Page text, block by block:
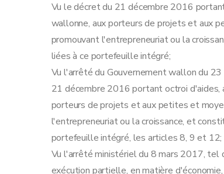
Vu le décret du 21 décembre 2016
wallonne, aux porteurs de projets et aux
promouvant l'entrepreneuriat ou la
liées à ce portefeuille intégré;
Vu l'arrêté du Gouvernement wallon du
21 décembre 2016 portant octroi d'aides,
porteurs de projets et aux petites et
l'entrepreneuriat ou la croissance, et
portefeuille intégré, les articles 8, 9 et 12;
Vu l'arrêté ministériel du 8 mars 2017,
exécution partielle, en matière